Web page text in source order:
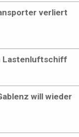
verliert
Lastenluftschiff
will wieder